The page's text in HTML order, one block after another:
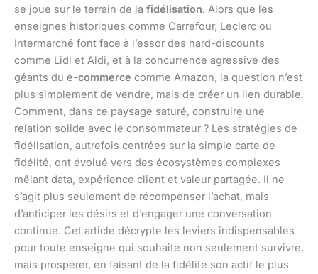
se joue sur le terrain de la fidélisation. Alors que les
enseignes historiques comme Carrefour, Leclerc ou
Intermarché font face à l’essor des hard-discounts
comme Lidl et Aldi, et à la concurrence agressive des
géants du e-commerce comme Amazon, la question n’est
plus simplement de vendre, mais de créer un lien durable.
Comment, dans ce paysage saturé, construire une
relation solide avec le consommateur ? Les stratégies de
fidélisation, autrefois centrées sur la simple carte de
fidélité, ont évolué vers des écosystèmes complexes
mêlant data, expérience client et valeur partagée. Il ne
s’agit plus seulement de récompenser l’achat, mais
d’anticiper les désirs et d’engager une conversation
continue. Cet article décrypte les leviers indispensables
pour toute enseigne qui souhaite non seulement survivre,
mais prospérer, en faisant de la fidélité son actif le plus